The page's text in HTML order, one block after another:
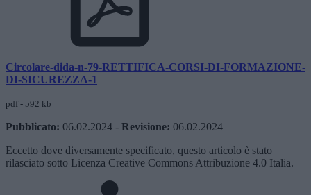
Circolare-dida-n-79-RETTIFICA-CORSI-DI-FORMAZIONE-
DI-SICUREZZA-1
pdf - 592 kb
Pubblicato: 06.02.2024 - Revisione: 06.02.2024
Eccetto dove diversamente specificato, questo articolo è stato
rilasciato sotto Licenza Creative Commons Attribuzione 4.0 Italia.